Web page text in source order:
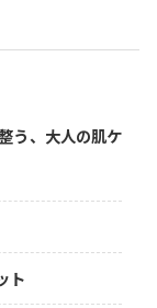
う、大人の肌ケ
ト